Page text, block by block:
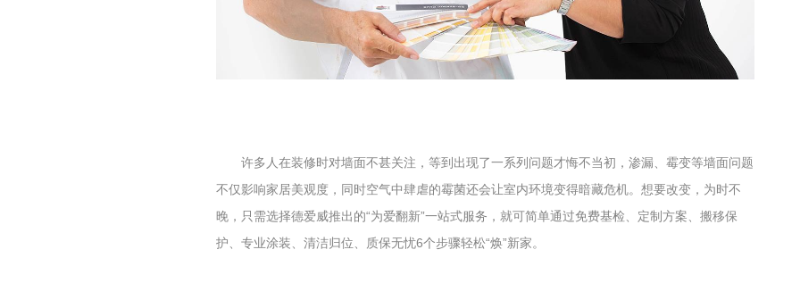
许多人在装修时对墙面不甚关注，等到出现了一系列问题才悔不当初，渗漏、霉变等墙面问题
不仅影响家居美观度，同时空气中肆虐的霉菌还会让室内环境变得暗藏危机。想要改变，为时不
晚，只需选择德爱威推出的“为爱翻新”一站式服务，就可简单通过免费基检、定制方案、搬移保
护、专业涂装、清洁归位、质保无忧6个步骤轻松“焕”新家。